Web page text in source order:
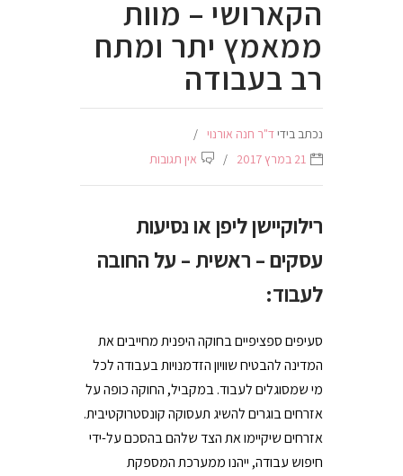
הקארושי – מוות
ממאמץ יתר ומתח
רב בעבודה
נכתב בידיד"ר חנה אורנוי
21 במרץ 2017
אין תגובות
רילוקיישן ליפן או נסיעות
עסקים – ראשית – על החובה
לעבוד:
סעיפים ספציפיים בחוקה היפנית מחייבים את
המדינה להבטיח שוויון הזדמנויות בעבודה לכל
מי שמסוגלים לעבוד. במקביל, החוקה כופה על
אזרחים בוגרים להשיג תעסוקה קונסטרוקטיבית.
אזרחים שיקיימו את הצד שלהם בהסכם על-ידי
חיפוש עבודה, ייהנו ממערכת המספקת